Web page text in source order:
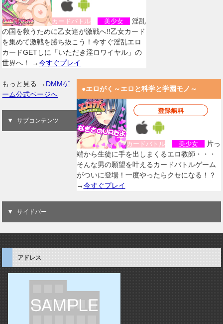
カードバトル 美少女
淫乱
の国を救うために乙女達が激戦へ!!乙女カード
を集めて激戦を勝ち抜こう！今すぐ淫乱エロ
カードGETしに「いただき淫ロワイヤル」の
世界へ！ →今すぐプレイ
●エロがく～エロと科学と学園モノ～
カードバトル 美少女
片っ
端から生徒に手を出しまくるエロ教師・・・
そんな男の願望を叶えるカードバトルゲーム
がついに登場！一度やったらクセになる！？
→今すぐプレイ
もっと見る → DMMゲ
ーム公式ページへ
サブコンテンツ
サイドバー
アドレス